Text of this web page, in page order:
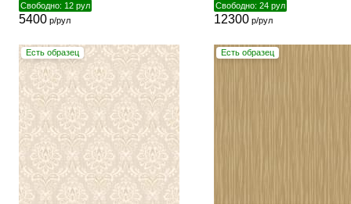
Свободно: 12 рул
5400р/рул
Свободно: 24 рул
12300р/рул
Есть образец Есть образец